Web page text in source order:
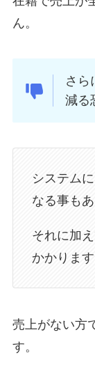
ん。
さら
減る
システム
なる事も
それに加
かかります
売上がない方
す。